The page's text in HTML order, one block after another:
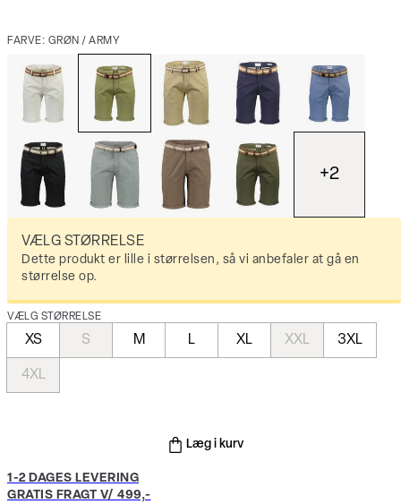
FARVE: GRØN / ARMY
+2
VÆLG STØRRELSE
Dette produkt er lille i størrelsen, så vi anbefaler at gå en
størrelse op.
VÆLG STØRRELSE
XS S M L XL XXL 3XL
4XL
Læg i kurv
1-2 DAGES LEVERING
GRATIS FRAGT V/ 499,-